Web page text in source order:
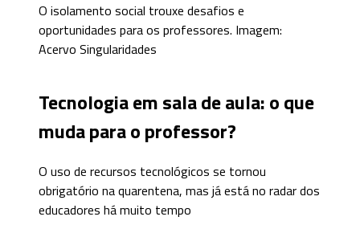
O isolamento social trouxe desafios e
oportunidades para os professores. Imagem:
Acervo Singularidades
Tecnologia em sala de aula: o que
muda para o professor?
O uso de recursos tecnológicos se tornou
obrigatório na quarentena, mas já está no radar dos
educadores há muito tempo